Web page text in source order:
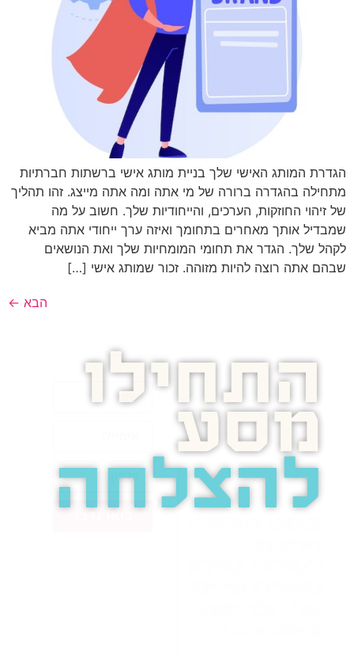
הגדרת המותג האישי שלך בניית מותג אישי ברשתות חברתיות
מתחילה בהגדרה ברורה של מי אתה ומה אתה מייצג. זהו תהליך
של זיהוי החוזקות, הערכים, והייחודיות שלך. חשוב על מה
שמבדיל אותך מאחרים בתחומך ואיזה ערך ייחודי אתה מביא
לקהל שלך. הגדר את תחומי המומחיות שלך ואת הנושאים
שבהם אתה רוצה להיות מזוהה. זכור שמותג אישי […]
הבא ←
התחילו
מסע
להצלחה
בואו נדבר